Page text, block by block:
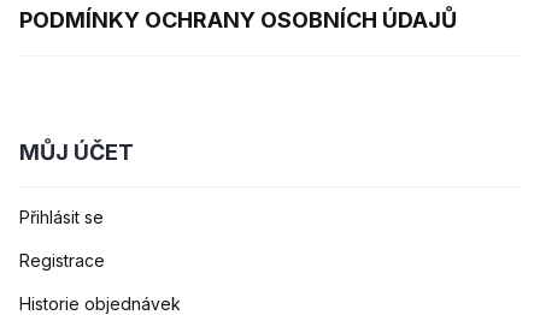
PODMÍNKY OCHRANY OSOBNÍCH ÚDAJŮ
MŮJ ÚČET
Přihlásit se
Registrace
Historie objednávek